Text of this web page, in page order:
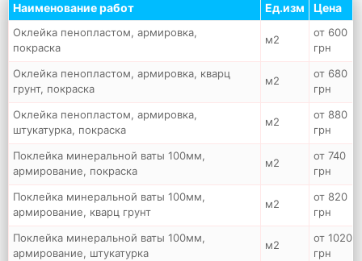
Наименование работ Ед.изм Цена
Оклейка пенопластом, армировка,
покраска
м2
от 600
грн
Оклейка пенопластом, армировка, кварц
грунт, покраска
м2
от 680
грн
Оклейка пенопластом, армировка,
штукатурка, покраска
м2
от 880
грн
Поклейка минеральной ваты 100мм,
армирование, покраска
м2
от 740
грн
Поклейка минеральной ваты 100мм,
армирование, кварц грунт
м2
от 820
грн
Поклейка минеральной ваты 100мм,
армирование, штукатурка
м2
от 1020
грн